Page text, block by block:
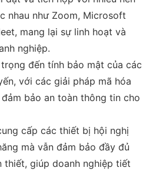
nhau như Zoom, Microsoft
mang lại sự linh hoạt và
nghiệp.
đến tính bảo mật của các
với các giải pháp mã hóa
bảo an toàn thông tin cho
cấp các thiết bị hội nghị
mà vẫn đảm bảo đầy đủ
thiết, giúp doanh nghiệp tiết